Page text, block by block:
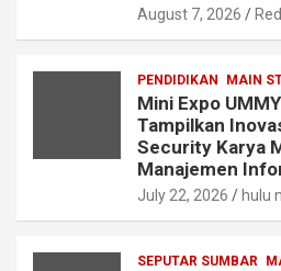
August 7, 2026
PENDIDIKAN MAIN
Mini Expo
Tampilkan
Security Karya
Manajemen
July 22, 2026 hulu
SEPUTAR SUMBAR